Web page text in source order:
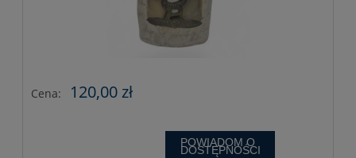
Cena: 120,00 zł
POWIADOM O
DOSTĘPNOŚCI